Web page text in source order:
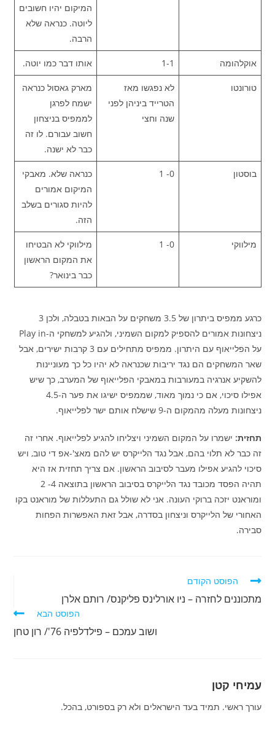
המיקום יהיו חשובים
ליוטה. כנראה שלא
הרבה.
אוקלהומה 1-1 אותו דבר כמו יוטה.
טורונטו
לא נפגשו מאז
הטרייד ביניהן לפני
שנה וחצי
מארק גאסול כנראה
ישמח לפרגן
לממפיס בניצחון
חשוב עבורם. לו זה
כבר לא ישנה.
בוסטון 0- 1
כנראה שלא. מאבקי
המיקום אמורים
להיות סגורים בשלב
הזה.
מילווקי 0- 1
מילווקי לא הבטיחו
את המקום הראשון
כבר בינואר?
כרגע ממפיס ביתרון של 3.5 משחקים על הבאות בטבלה, ולכן 3
ניצחונות אמורים להספיק למקום השמיני, ולהגיע למשחקי ה-Play in
על הפלייאוף עם היתרון. ממפיס מתחילים עם 3 קרבות ישירים, אבל
שאר המשחקים הם נגד יריבות שכנראה לא יהיו כל כך מעוניינות
להשקיע אנרגיה במעורבות במאבקי הפלייאוף של המערב, כך שיש
אפילו סיכוי, אם כי נמוך מאוד, שממפיס ישיגו את פער ה-4.5
ניצחונות מעלה מהמקום ה-9 שישלח אותם ישר לפלייאוף.
תחזית: ישמרו על המקום השמיני ויצליחו להגיע לפלייאוף. אחרי זה
זה כבר לא תלוי בהם, אבל נגד הלייקרס יש להם מאצ'-אפ די טוב, ויש
סיכוי להגיע אפילו מעבר לסיבוב הראשון. אם צריך תחזית אז היא
תהיה הפסד מכובד נגד הלייקרס בסיבוב הראשון בתוצאה 4- 2
ומוראנט יזכה ברוקי העונה. אני לא שולל גם התעללות של מוראנט בקו
האחורי של הלייקרס וניצחון בסדרה, אבל זאת האפשרות הפחות
סבירה.
לקרוא
נוספים
הפוסט הקודם
מתכוננים לחזרה – ניו אורלינס פליקנס/ רותם אלרן
הפוסט הבא
ושוב עמכם – פילדלפיה 76'/ רון טחן
עמיחי קטן
עורך ראשי. תמיד בעד הישראלים ולא רק בספורט, בהכל.